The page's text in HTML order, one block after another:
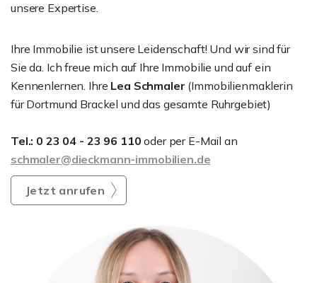
unsere Expertise.
Ihre Immobilie ist unsere Leidenschaft! Und wir sind für
Sie da. Ich freue mich auf Ihre Immobilie und auf ein
Kennenlernen. Ihre Lea Schmaler (Immobilienmaklerin
für Dortmund Brackel und das gesamte Ruhrgebiet)
Tel.: 0 23 04 - 23 96 110oder per E-Mail an
schmaler@dieckmann-immobilien.de
Jetzt anrufen